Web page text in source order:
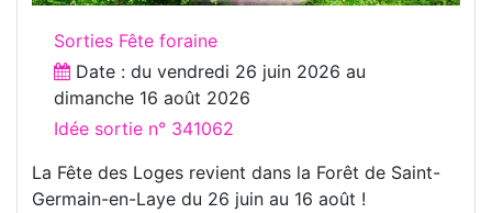
Sorties Fête foraine
Date : du vendredi 26 juin 2026 au
dimanche 16 août 2026
Idée sortie n° 341062
La Fête des Loges revient dans la Forêt de Saint-
Germain-en-Laye du 26 juin au 16 août !